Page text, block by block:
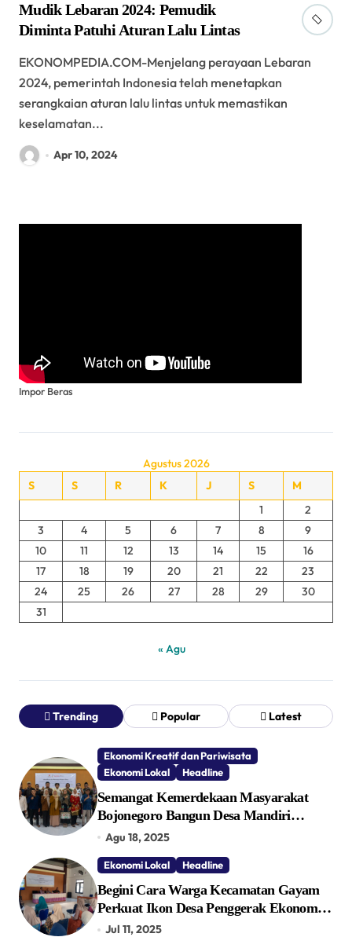
Mudik Lebaran 2024: Pemudik
Diminta Patuhi Aturan Lalu Lintas
EKONOMPEDIA.COM-Menjelang perayaan Lebaran
2024, pemerintah Indonesia telah menetapkan
serangkaian aturan lalu lintas untuk memastikan
keselamatan...
Apr 10, 2024
Impor Beras
Agustus 2026
S
S R K J S
M
1
2
3
4 5 6 7 8
9
10
11 12 13 14 15
16
17
18 19 20 21 22
23
24
25 26 27 28 29
30
31
« Agu
Trending Popular Latest
Ekonomi Kreatif dan Pariwisata
Ekonomi Lokal
Headline
Semangat Kemerdekaan Masyarakat
Bojonegoro Bangun Desa Mandiri
Ekonomi
Agu 18, 2025
Ekonomi Lokal Headline
Begini Cara Warga Kecamatan Gayam
Perkuat Ikon Desa Penggerak Ekonomi
Lokal Melalui TPID
Jul 11, 2025